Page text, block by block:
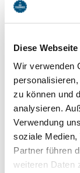
Diese
Wir verwenden
zu können und
analysieren.
Verwendung
soziale Medien,
Partner führen
weiteren Daten